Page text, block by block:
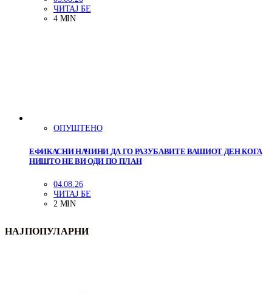
ЧИТАЈ БЕ
4 MIN
ОПУШТЕНО
ЕФИКАСНИ НАЧИНИ ДА ГО РАЗУБАВИТЕ ВАШИОТ ДЕН КОГА
НИШТО НЕ ВИ ОДИ ПО ПЛАН
04.08.26
ЧИТАЈ БЕ
2 MIN
НАЈПОПУЛАРНИ